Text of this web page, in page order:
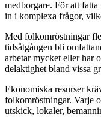
medborgare. För att
in i komplexa frågor,
Med folkomröstningar
tidsåtgången bli
arbetar mycket eller har
delaktighet bland vissa
Ekonomiska resurser
folkomröstningar. Varje
utskick, lokaler,